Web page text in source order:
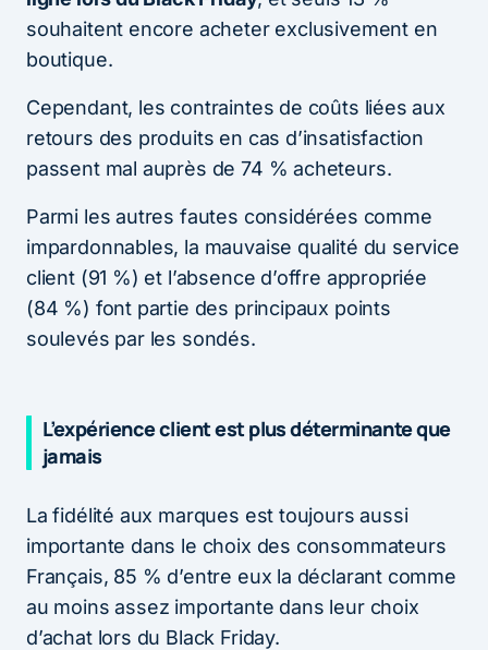
souhaitent encore acheter exclusivement en
boutique.
Cependant, les contraintes de coûts liées aux
retours des produits en cas d’insatisfaction
passent mal auprès de 74 % acheteurs.
Parmi les autres fautes considérées comme
impardonnables, la mauvaise qualité du service
client (91 %) et l’absence d’offre appropriée
(84 %) font partie des principaux points
soulevés par les sondés.
L’expérience client est plus déterminante que
jamais
La fidélité aux marques est toujours aussi
importante dans le choix des consommateurs
Français, 85 % d’entre eux la déclarant comme
au moins assez importante dans leur choix
d’achat lors du Black Friday.